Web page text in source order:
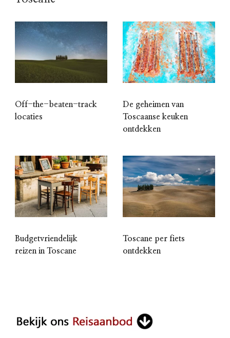
Off-the-beaten-track
locaties
De geheimen van
Toscaanse keuken
ontdekken
Budgetvriendelijk
reizen in Toscane
Toscane per fiets
ontdekken